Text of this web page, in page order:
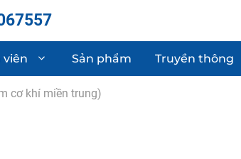
viên Sản phẩm Truyền thông
cơ khí miền trung)